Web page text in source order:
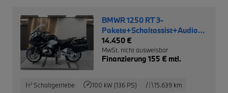
BMWR 1250 RT 3-
Pakete+Schaltassist+Audio-
System+Keyless-Ride+
14.450 €
MwSt. nicht ausweisbar
Finanzierung 155 € mtl.
Schaltgetriebe 100 kW (136 PS)
15.639 km